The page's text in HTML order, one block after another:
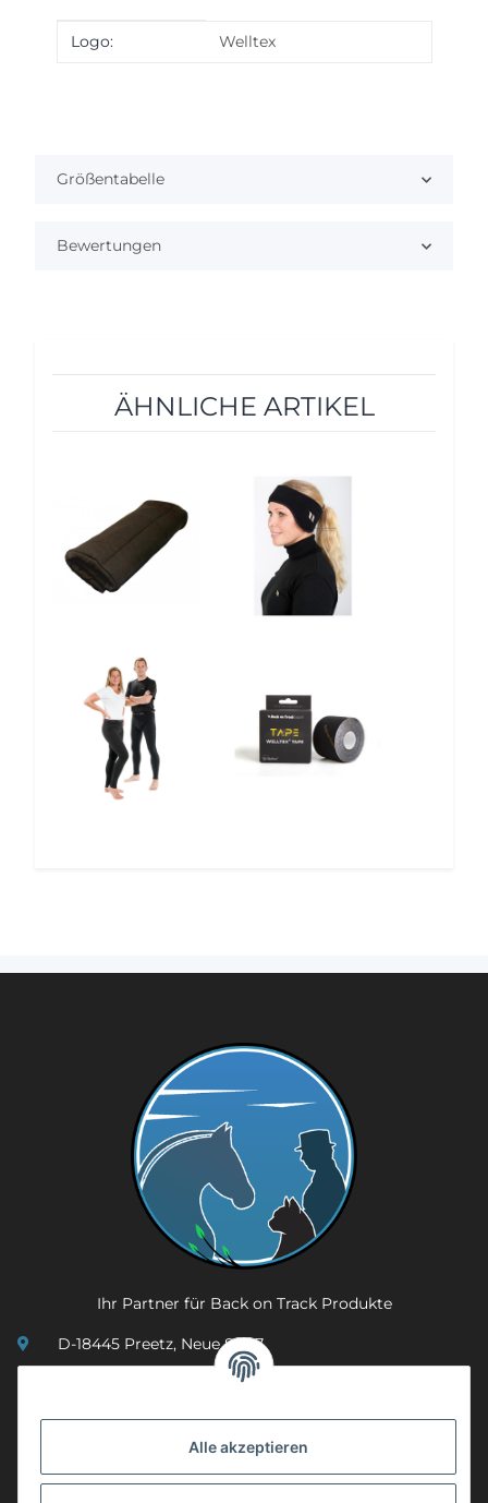
Alle akzeptieren
Produkteigenschaft
Wert
Logo: Welltex
Größentabelle
Bewertungen
ÄHNLICHE ARTIKEL
12%
12%
Ihr Partner für Back on Track Produkte
D-18445 Preetz, Neue Str. 7
info@mobility-in-harmony.de
Informationen